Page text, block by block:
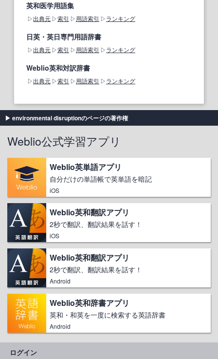
英和医学用語集
出典元 索引 用語索引 ランキング
日英・英日専門用語辞書
出典元 索引 用語索引 ランキング
Weblio英和対訳辞書
出典元 索引 用語索引 ランキング
environmental disruptionのページの著作権
Weblio公式学習アプリ
Weblio英単語アプリ
自分だけの単語帳で英単語を暗記
iOS
Weblio英和翻訳アプリ
2秒で翻訳、翻訳結果を話す！
iOS
Weblio英和翻訳アプリ
2秒で翻訳、翻訳結果を話す！
Android
Weblio英和辞書アプリ
英和・和英を一度に検索する英語辞書
Android
ログイン